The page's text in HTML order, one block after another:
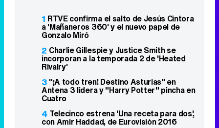
1 RTVE confirma el salto de Jesús Cintora
a 'Mañaneros 360' y el nuevo papel de
Gonzalo Miró
2 Charlie Gillespie y Justice Smith se
incorporan a la temporada 2 de 'Heated
Rivalry'
3 "¡A todo tren! Destino Asturias" en
Antena 3 lidera y "Harry Potter" pincha en
Cuatro
4 Telecinco estrena 'Una receta para dos',
con Amir Haddad, de Eurovisión 2016